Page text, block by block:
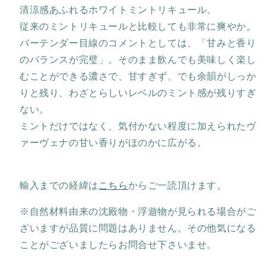
ル）
の
量
を
減
ら
す
ル）
の
量
を
増
や
清涼感あふれるホワイトミントリキュール。
従来のミントリキュールと比較しても非常に爽やか。
バーテンダー目線のコメントとしては、「甘みと香り
のバランスが完璧」。そのまま飲んでも美味しく楽し
むことができる濃さで、甘すぎず、でも余韻がしっか
りと残り、わざとらしいレベルのミント感が残りすぎ
ない。
ミントだけではなく、気付かない程度に加えられたヴ
ァーヴェナの甘い香りがほのかに広がる。
輸入までの経緯はこちらからご一読頂けます。
※自然材料由来の沈殿物・浮遊物が見られる場合がご
ざいますが品質に問題はありません。その他気になる
ことがございましたらお問合せ下さいませ。